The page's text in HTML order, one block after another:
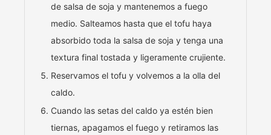
de salsa de soja y mantenemos a fuego
medio. Salteamos hasta que el tofu haya
absorbido toda la salsa de soja y tenga una
textura final tostada y ligeramente crujiente.
Reservamos el tofu y volvemos a la olla del
caldo.
Cuando las setas del caldo ya estén bien
tiernas, apagamos el fuego y retiramos las